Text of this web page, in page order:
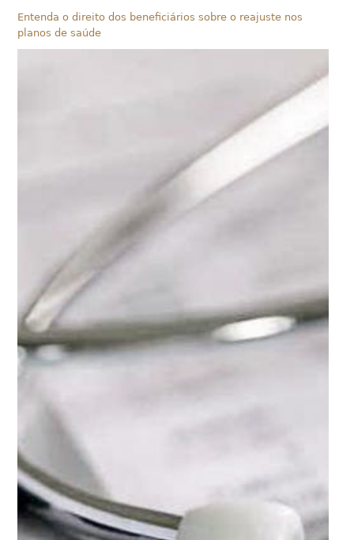
Entenda o direito dos beneficiários sobre o reajuste nos
planos de saúde